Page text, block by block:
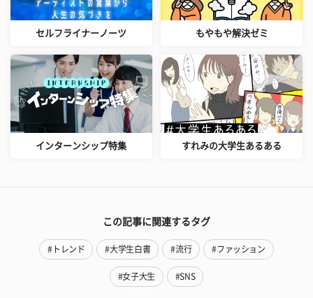
セルフライナーノーツ もやもや解決ゼミ
インターンシップ特集 すれみの大学生あるある
この記事に関連するタグ
#トレンド #大学生白書 #流行 #ファッション
#女子大生 #SNS